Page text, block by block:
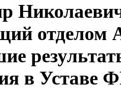
в Уставе